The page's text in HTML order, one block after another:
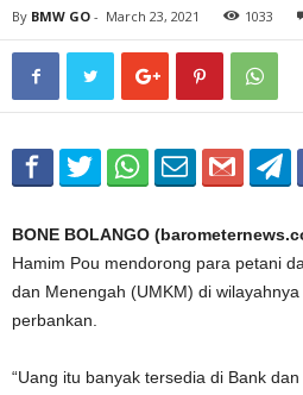
By BMW GO - March 23, 2021 1033
BONE BOLANGO
Hamim Pou mendorong para petani
dan Menengah (UMKM) di
perbankan.
“Uang itu banyak tersedia di Bank